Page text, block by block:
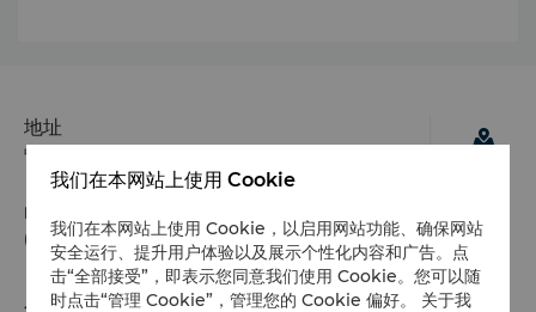
地址
中国香港特别行政区九龙红磡湾红鸾道38号
电话
(852) 2252 5888
入住 / 退房
我们在本网站上使用 Cookie
我们在本网站上使用 Cookie，以启用网站功能、确保网站
安全运行、提升用户体验以及展示个性化内容和广告。点
击“全部接受”，即表示您同意我们使用 Cookie。您可以随
时点击“管理 Cookie”，管理您的 Cookie 偏好。 关于我